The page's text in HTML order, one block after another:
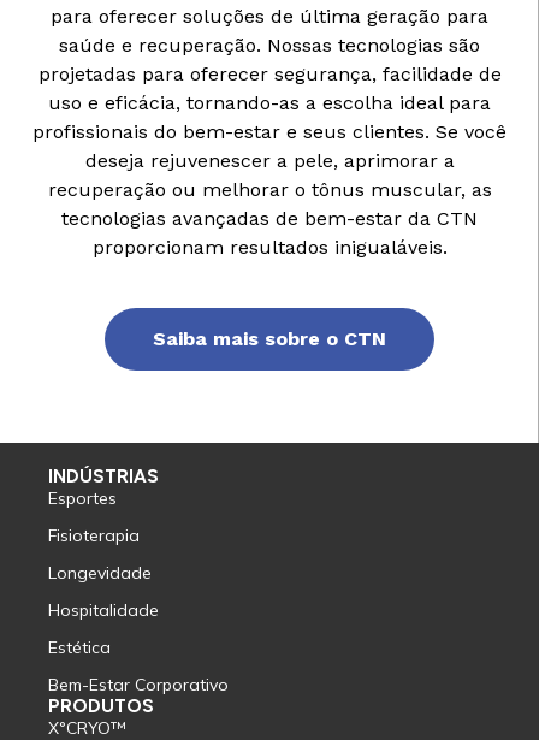
para oferecer soluções de última geração para
saúde e recuperação. Nossas tecnologias são
projetadas para oferecer segurança, facilidade de
uso e eficácia, tornando-as a escolha ideal para
profissionais do bem-estar e seus clientes. Se você
deseja rejuvenescer a pele, aprimorar a
recuperação ou melhorar o tônus muscular, as
tecnologias avançadas de bem-estar da CTN
proporcionam resultados inigualáveis.
Saiba mais sobre o CTN
INDÚSTRIAS
Esportes
Fisioterapia
Longevidade
Hospitalidade
Estética
Bem-Estar Corporativo
PRODUTOS
X°CRYO™